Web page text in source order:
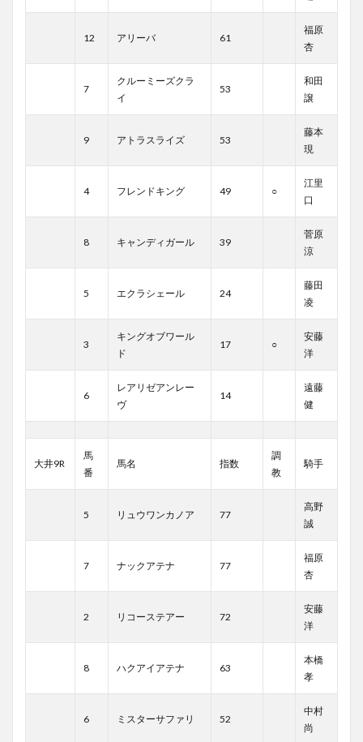
12 アリーバ 61
福原
杏
7
クルーミーズクラ
イ
53
和田
譲
9 アトラスライズ 53
藤本
現
4 フレンドキング 49 ○
江里
口
8 キャンディガール 39
菅原
涼
5 エクラシェール 24
藤田
凌
3
キングオブワール
ド
17 ○
安藤
洋
6
レアリゼアンレー
ヴ
14
遠藤
健
大井9R
馬
番
馬名 指数
調
教
騎手
5 リュウワンカノア 77
高野
誠
7 ナックアテナ 77
福原
杏
2 リコーステアー 72
安藤
洋
8 ハクアイアテナ 63
本橋
孝
6 ミスターサファリ 52
中村
尚